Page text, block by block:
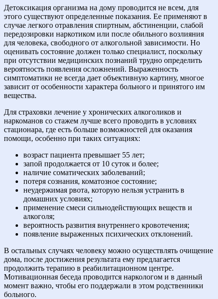
Детоксикация организма на дому проводится не всем, для
этого существуют определенные показания. Ее применяют в
случае легкого отравления спиртным, абстиненции, слабой
передозировки наркотиком или после обильного возлияния
для человека, свободного от алкогольной зависимости. Но
оценивать состояние должен только специалист, поскольку
при отсутствии медицинских познаний трудно определить
вероятность появления осложнений. Выраженность
симптоматики не всегда дает объективную картину, многое
зависит от особенности характера больного и принятого им
вещества.
Для страховки лечение у хронических алкоголиков и
наркоманов со стажем лучше всего проводить в условиях
стационара, где есть больше возможностей для оказания
помощи, особенно при таких ситуациях:
возраст пациента превышает 55 лет;
запой продолжается от 10 суток и более;
наличие соматических заболеваний;
потеря сознания, коматозное состояние;
неудержимая рвота, которую нельзя устранить в
домашних условиях;
применение смеси сильнодействующих веществ и
алкоголя;
вероятность развития внутреннего кровотечения;
появление выраженных психических отклонений.
В остальных случаях человеку можно осуществлять очищение
дома, после достижения результата ему предлагается
продолжить терапию в реабилитационном центре.
Мотивационная беседа проводится наркологом и в данный
момент важно, чтобы его поддержали в этом родственники
больного.